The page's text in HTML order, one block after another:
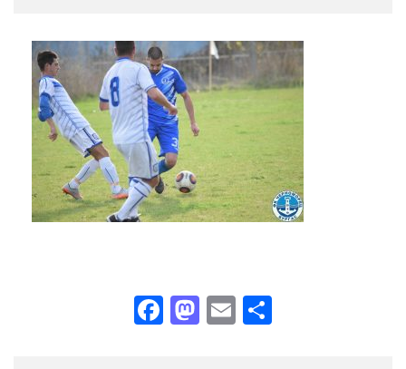
Facebook
Mastodon
Email